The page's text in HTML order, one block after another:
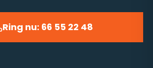
Ring nu: 66 55 22 48